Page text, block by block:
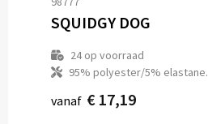
SQUIDGY DOG
24op voorraad
95% polyester/5% elastane.
vanaf € 17,19